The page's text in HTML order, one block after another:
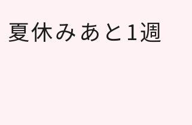
休みあと1週